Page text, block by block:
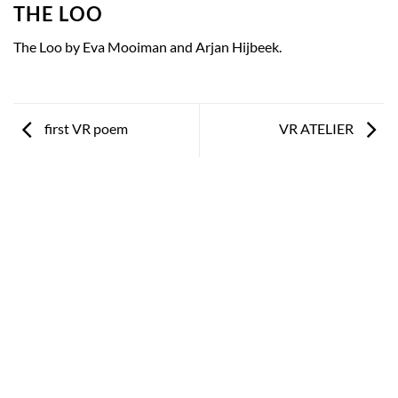
THE LOO
The Loo by Eva Mooiman and Arjan Hijbeek.
first VR poem VR ATELIER